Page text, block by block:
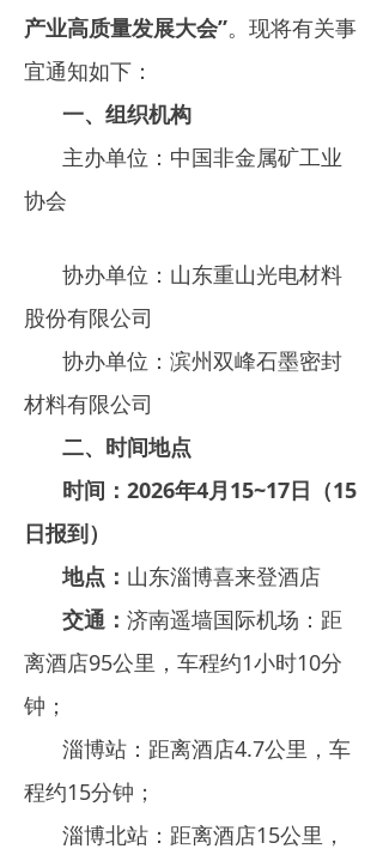
产业高质量发展大会”。现将有关事
宜通知如下：
一、 组织机构
主办单位：中国非金属矿工业
协会
协办单位：山东重山光电材料
股份有限公司
协办单位：滨州双峰石墨密封
材料有限公司
二、 时间地点
时间： 2026年4月15~17日（15
日报到）
地点： 山东淄博喜来登酒店
交通： 济南遥墙国际机场：距
离酒店95公里，车程约1小时10分
钟；
淄博站：距离酒店4.7公里，车
程约15分钟；
淄博北站：距离酒店15公里，